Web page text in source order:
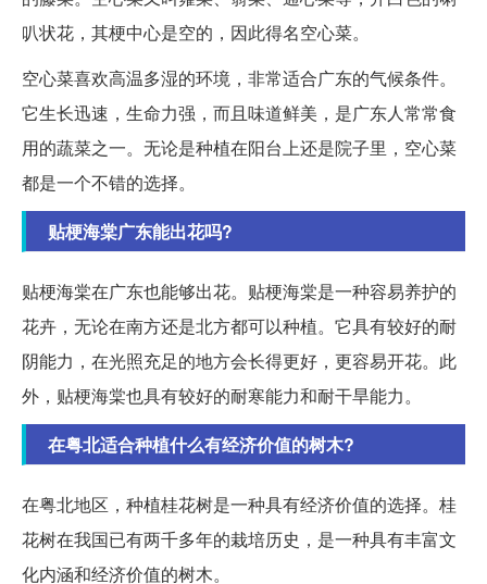
叭状花，其梗中心是空的，因此得名空心菜。
空心菜喜欢高温多湿的环境，非常适合广东的气候条件。
它生长迅速，生命力强，而且味道鲜美，是广东人常常食
用的蔬菜之一。无论是种植在阳台上还是院子里，空心菜
都是一个不错的选择。
贴梗海棠广东能出花吗?
贴梗海棠在广东也能够出花。贴梗海棠是一种容易养护的
花卉，无论在南方还是北方都可以种植。它具有较好的耐
阴能力，在光照充足的地方会长得更好，更容易开花。此
外，贴梗海棠也具有较好的耐寒能力和耐干旱能力。
在粤北适合种植什么有经济价值的树木?
在粤北地区，种植桂花树是一种具有经济价值的选择。桂
花树在我国已有两千多年的栽培历史，是一种具有丰富文
化内涵和经济价值的树木。